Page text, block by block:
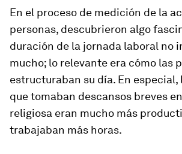
En el proceso de medición de la
personas, descubrieron algo
duración de la jornada laboral no
mucho; lo relevante era cómo las
estructuraban su día. En especial,
que tomaban descansos breves
religiosa eran mucho más
trabajaban más horas.